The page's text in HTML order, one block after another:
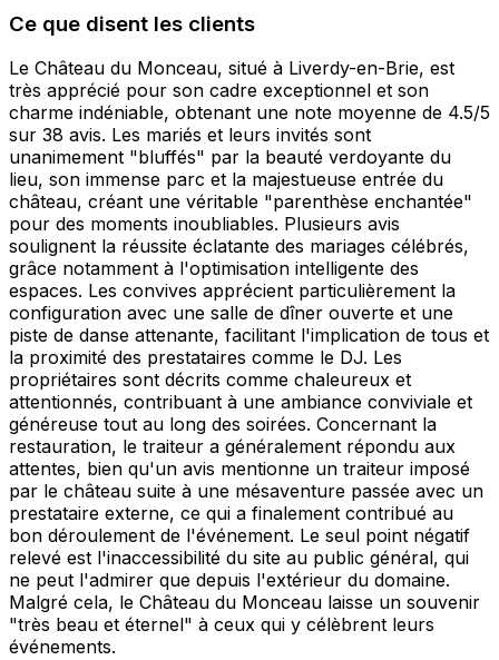
Ce que disent les clients
Le Château du Monceau, situé à Liverdy-en-Brie, est
très apprécié pour son cadre exceptionnel et son
charme indéniable, obtenant une note moyenne de 4.5/5
sur 38 avis. Les mariés et leurs invités sont
unanimement "bluffés" par la beauté verdoyante du
lieu, son immense parc et la majestueuse entrée du
château, créant une véritable "parenthèse enchantée"
pour des moments inoubliables. Plusieurs avis
soulignent la réussite éclatante des mariages célébrés,
grâce notamment à l'optimisation intelligente des
espaces. Les convives apprécient particulièrement la
configuration avec une salle de dîner ouverte et une
piste de danse attenante, facilitant l'implication de tous et
la proximité des prestataires comme le DJ. Les
propriétaires sont décrits comme chaleureux et
attentionnés, contribuant à une ambiance conviviale et
généreuse tout au long des soirées. Concernant la
restauration, le traiteur a généralement répondu aux
attentes, bien qu'un avis mentionne un traiteur imposé
par le château suite à une mésaventure passée avec un
prestataire externe, ce qui a finalement contribué au
bon déroulement de l'événement. Le seul point négatif
relevé est l'inaccessibilité du site au public général, qui
ne peut l'admirer que depuis l'extérieur du domaine.
Malgré cela, le Château du Monceau laisse un souvenir
"très beau et éternel" à ceux qui y célèbrent leurs
événements.